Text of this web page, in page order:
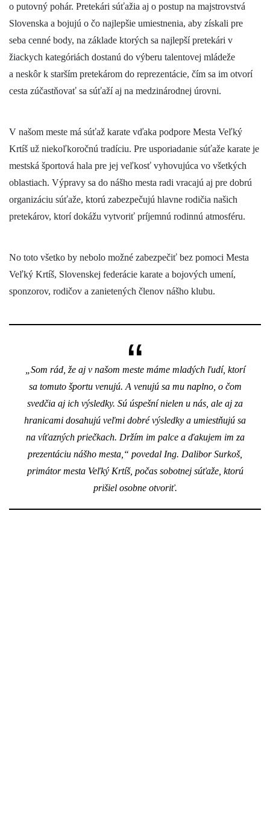
o putovný pohár. Pretekári súťažia aj o postup na majstrovstvá
Slovenska a bojujú o čo najlepšie umiestnenia, aby získali pre
seba cenné body, na základe ktorých sa najlepší pretekári v
žiackych kategóriách dostanú do výberu talentovej mládeže
a neskôr k starším pretekárom do reprezentácie, čím sa im otvorí
cesta zúčastňovať sa súťaží aj na medzinárodnej úrovni.
V našom meste má súťaž karate vďaka podpore Mesta Veľký
Krtíš už niekoľkoročnú tradíciu. Pre usporiadanie súťaže karate je
mestská športová hala pre jej veľkosť vyhovujúca vo všetkých
oblastiach. Výpravy sa do nášho mesta radi vracajú aj pre dobrú
organizáciu súťaže, ktorú zabezpečujú hlavne rodičia našich
pretekárov, ktorí dokážu vytvoriť príjemnú rodinnú atmosféru.
No toto všetko by nebolo možné zabezpečiť bez pomoci Mesta
Veľký Krtíš, Slovenskej federácie karate a bojových umení,
sponzorov, rodičov a zanietených členov nášho klubu.
„Som rád, že aj v našom meste máme mladých ľudí, ktorí
sa tomuto športu venujú. A venujú sa mu naplno, o čom
svedčia aj ich výsledky. Sú úspešní nielen u nás, ale aj za
hranicami dosahujú veľmi dobré výsledky a umiestňujú sa
na víťazných priečkach. Držím im palce a ďakujem im za
prezentáciu nášho mesta,“ povedal Ing. Dalibor Surkoš,
primátor mesta Veľký Krtíš, počas sobotnej súťaže, ktorú
prišiel osobne otvoriť.